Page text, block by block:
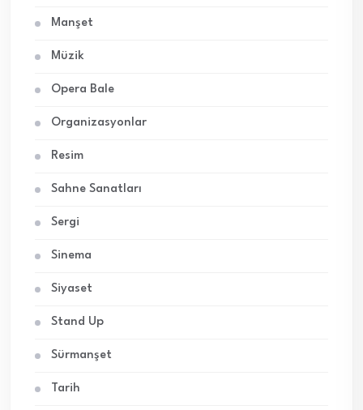
Manşet
Müzik
Opera Bale
Organizasyonlar
Resim
Sahne Sanatları
Sergi
Sinema
Siyaset
Stand Up
Sürmanşet
Tarih